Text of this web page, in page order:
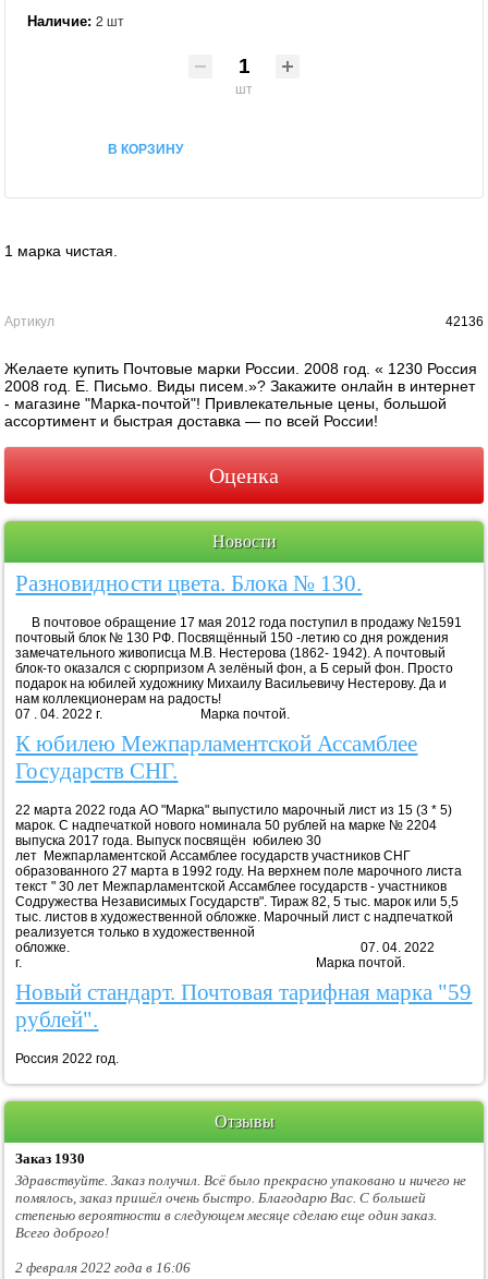
Наличие:2 шт
шт
В КОРЗИНУ
1 марка чистая.
Артикул 42136
Желаете купить Почтовые марки России. 2008 год. « 1230 Россия
2008 год. Е. Письмо. Виды писем.»? Закажите онлайн в интернет
- магазине "Марка-почтой"! Привлекательные цены, большой
ассортимент и быстрая доставка — по всей России!
Оценка
Новости
Разновидности цвета. Блока № 130.
В почтовое обращение 17 мая 2012 года поступил в продажу №1591
почтовый блок № 130 РФ. Посвящённый 150 -летию со дня рождения
замечательного живописца М.В. Нестерова (1862- 1942). А почтовый
блок-то оказался с сюрпризом А зелёный фон, а Б серый фон. Просто
подарок на юбилей художнику Михаилу Васильевичу Нестерову. Да и
нам коллекционерам на радость!
07 . 04. 2022 г. Марка почтой.
К юбилею Межпарламентской Ассамблее
Государств СНГ.
22 марта 2022 года АО "Марка" выпустило марочный лист из 15 (3 * 5)
марок. С надпечаткой нового номинала 50 рублей на марке № 2204
выпуска 2017 года. Выпуск посвящён юбилею 30
лет Межпарламентской Ассамблее государств участников СНГ
образованного 27 марта в 1992 году. На верхнем поле марочного листа
текст " 30 лет Межпарламентской Ассамблее государств - участников
Содружества Независимых Государств". Тираж 82, 5 тыс. марок или 5,5
тыс. листов в художественной обложке. Марочный лист с надпечаткой
реализуется только в художественной
обложке. 07. 04. 2022
г. Марка почтой.
Новый стандарт. Почтовая тарифная марка "59
рублей".
Россия 2022 год.
Отзывы
Заказ 1930
Здравствуйте. Заказ получил. Всё было прекрасно упаковано и ничего не
помялось, заказ пришёл очень быстро. Благодарю Вас. С большей
степенью вероятности в следующем месяце сделаю еще один заказ.
Всего доброго!
2 февраля 2022 года в 16:06